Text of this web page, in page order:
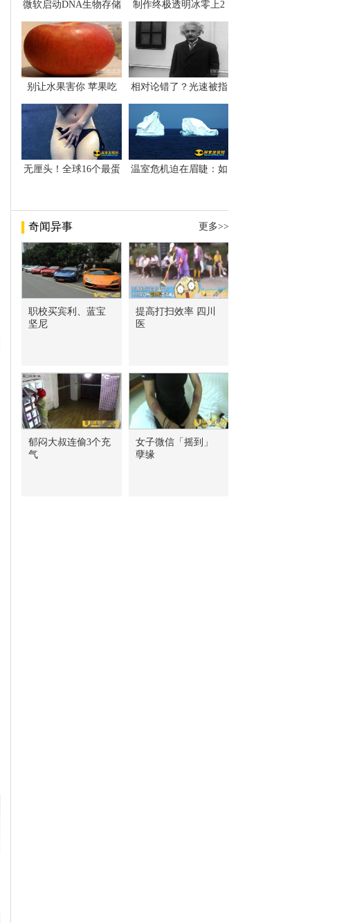
微软启动DNA生物存储 制作终极透明冰零上2
别让水果害你 苹果吃 相对论错了？光速被指
无厘头！全球16个最蛋 温室危机迫在眉睫：如
奇闻异事 更多>>
职校买宾利、蓝宝
坚尼
提高打扫效率 四川
医
郁闷大叔连偷3个充
气
女子微信「摇到」
孽缘